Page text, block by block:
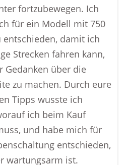
fortzubewegen. Ich
für ein Modell mit 750
entschieden, damit ich
Strecken fahren kann,
Gedanken über die
zu machen. Durch eure
Tipps wusste ich
ich beim Kauf
und habe mich für
entschieden,
wartungsarm ist.